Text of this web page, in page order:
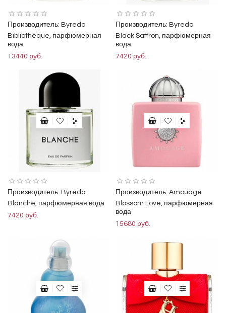
Производитель: Byredo
Bibliothèque, парфюмерная
вода
13440 руб.
Производитель: Byredo
Black Saffron, парфюмерная
вода
7420 руб.
Производитель: Byredo
Blanche, парфюмерная вода
7420 руб.
Производитель: Amouage
Blossom Love, парфюмерная
вода
15680 руб.